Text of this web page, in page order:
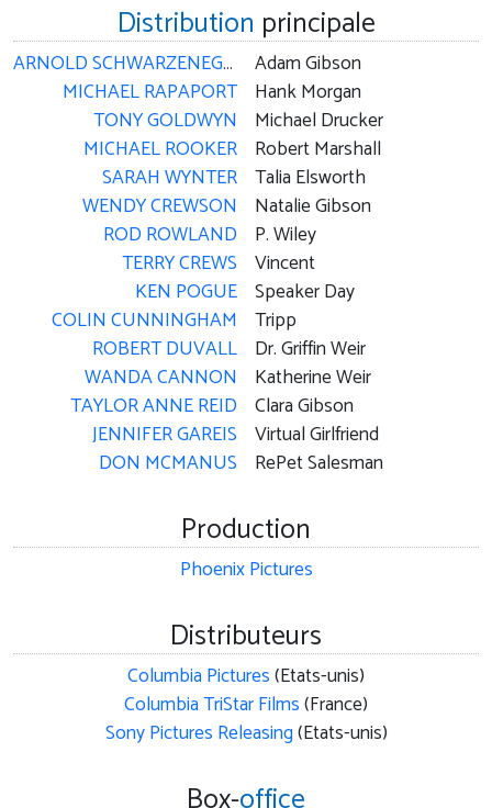
Distribution principale
ARNOLD SCHWARZENEGGER
MICHAEL RAPAPORT
TONY GOLDWYN
MICHAEL ROOKER
SARAH WYNTER
WENDY CREWSON
ROD ROWLAND
TERRY CREWS
KEN POGUE
COLIN CUNNINGHAM
ROBERT DUVALL
WANDA CANNON
TAYLOR ANNE REID
JENNIFER GAREIS
DON MCMANUS
Adam Gibson
Hank Morgan
Michael Drucker
Robert Marshall
Talia Elsworth
Natalie Gibson
P. Wiley
Vincent
Speaker Day
Tripp
Dr. Griffin Weir
Katherine Weir
Clara Gibson
Virtual Girlfriend
RePet Salesman
Production
Phoenix Pictures
Distributeurs
Columbia Pictures(Etats-unis)
Columbia TriStar Films(France)
Sony Pictures Releasing(Etats-unis)